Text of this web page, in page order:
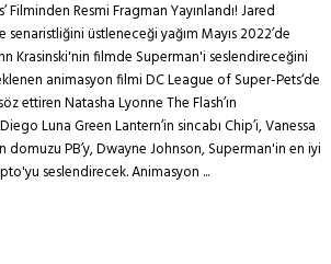
Filminden Resmi Fragman Yayınlandı! Jared
üstleneceği yağım Mayıs 2022’de
Krasinski'nin filmde Superman'i seslendireceğini
animasyon filmi DC League of Super-Pets‘de
ettiren Natasha Lyonne The Flash’ın
Luna Green Lantern’in sincabı Chip’i, Vanessa
domuzu PB’y, Dwayne Johnson, Superman'in en iyi
seslendirecek. Animasyon ...